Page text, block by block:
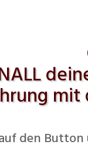
den Button